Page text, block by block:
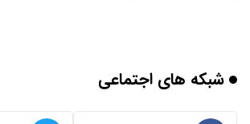
شبکه های اجتماعی